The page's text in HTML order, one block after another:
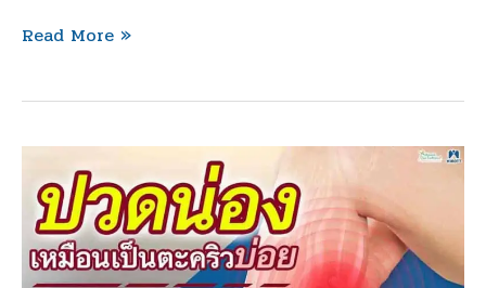
คำ
Read More »
น่อง
เหมือน
เป็น